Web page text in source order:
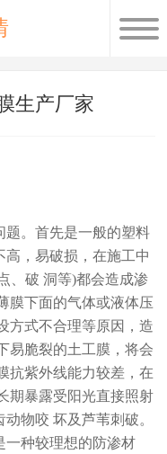
生产厂家
题。首先是一般的塑料
，易破损，在施工中
、破 洞等)都会造成渗
膜下面的气体或液体压
方式不合理等原因，造
易脆裂的土工膜，将会
抗紫外线能力较差，在
期暴露受阳光直接照射
物咬 坏及芦苇刺破。
一种较理想的防渗材